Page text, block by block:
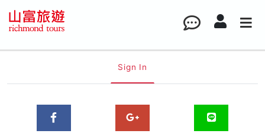
Sign In